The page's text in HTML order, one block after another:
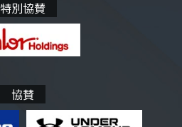
特別協賛
協賛